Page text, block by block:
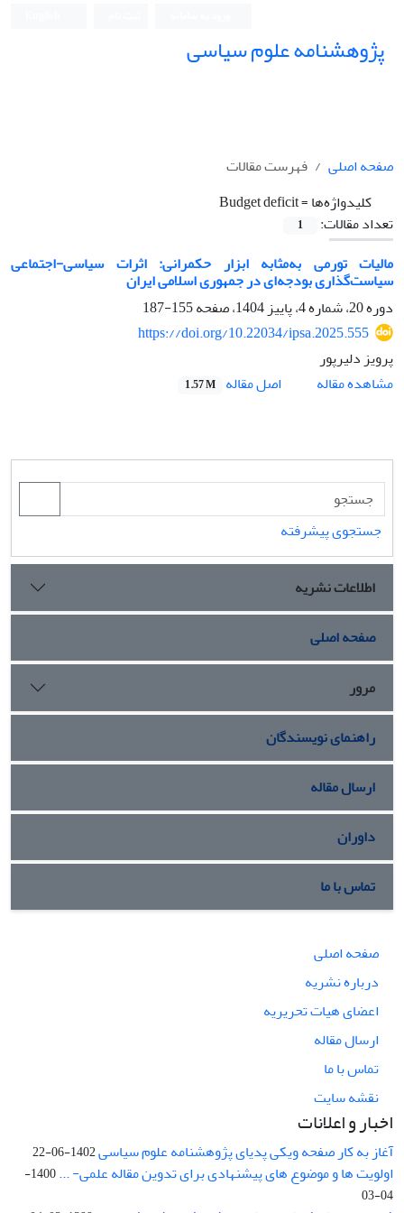
پژوهشنامه علوم سیاسی
صفحه اصلی
فهرست مقالات
کلیدواژه‌ها =Budget deficit
تعداد مقالات:
1
مالیات تورمی به‌مثابه ابزار حکمرانی: اثرات سیاسی-اجتماعی
سیاست‌گذاری بودجه‌ای در جمهوری اسلامی ایران
دوره 20، شماره 4، پاییز 1404، صفحه
155-187
https://doi.org/10.22034/ipsa.2025.555
پرویز دلیرپور
مشاهده مقاله
اصل مقاله 1.57 M
جستجوی پیشرفته
اطلاعات نشریه
صفحه اصلی
مرور
راهنمای نویسندگان
ارسال مقاله
داوران
تماس با ما
صفحه اصلی
درباره نشریه
اعضای هیات تحریریه
ارسال مقاله
تماس با ما
نقشه سایت
اخبار و اعلانات
آغاز به کار صفحه ویکی پدیای پژوهشنامه علوم سیاسی1402-06-22
اولویت ها و موضوع های پیشنهادی برای تدوین مقاله علمی- ...
1400-
04-03